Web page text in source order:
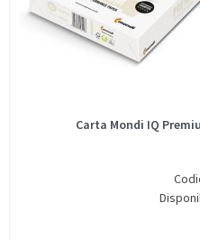
Carta Mondi IQ